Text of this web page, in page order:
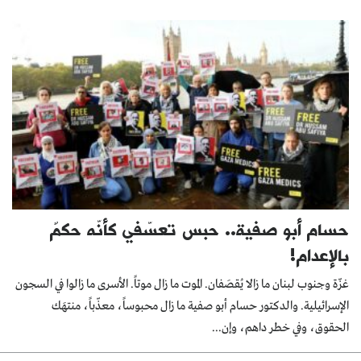
حسام أبو صفية.. حبس تعسّفي كأنّه حكمٌ
بالإعدام!
غزّة وجنوب لبنان ما زالا يُقصَفان. الموت ما زال موتاً. الأسرى ما زالوا في السجون
الإسرائيلية. والدكتور حسام أبو صفية ما زال محبوساً، معذّباً، منتهَك
الحقوق، وفي خطر داهم، وإن...